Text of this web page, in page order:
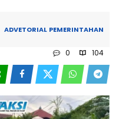
ADVETORIAL PEMERINTAHAN
0 104